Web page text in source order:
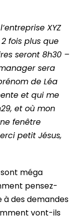
XYZ
fois plus que
seront 8h30 –
sera
de Léa
et qui me
et où mon
fenêtre
petit Jésus,
sont méga
pensez-
à des demandes
vont-ils